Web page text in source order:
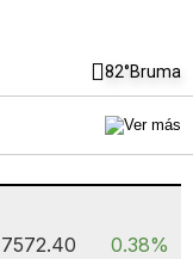
82°Bruma
7572.40
0.38%